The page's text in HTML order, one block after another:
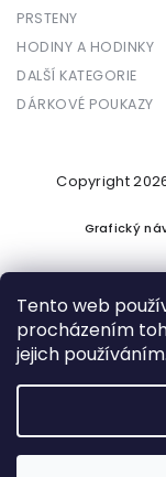
Tento web
procházením
jejich
PRSTENY
HODINY A HODINKY
DALŠÍ KATEGORIE
DÁRKOVÉ POUKAZY
Copyright
Grafický
Podle zákona o
kupujícímu
tržbu u správce